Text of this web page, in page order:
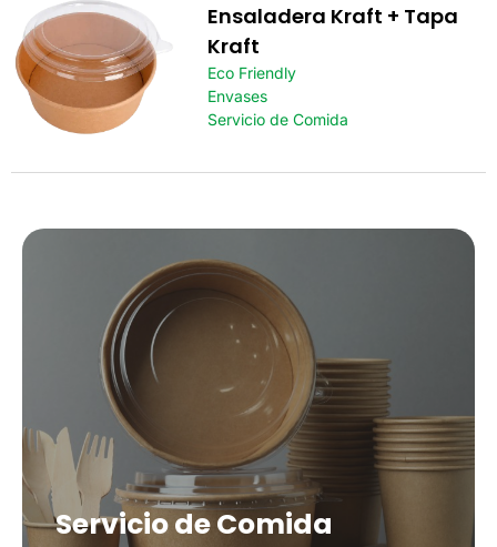
Ensaladera Kraft + Tapa
Kraft
Eco Friendly
Envases
Servicio de Comida
Servicio de Comida